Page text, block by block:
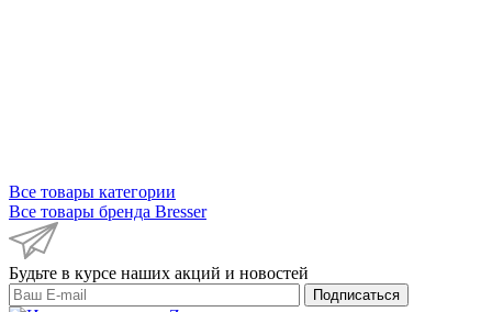
Все товары категории
Все товары бренда Bresser
Будьте в курсе наших акций и новостей
Подписаться